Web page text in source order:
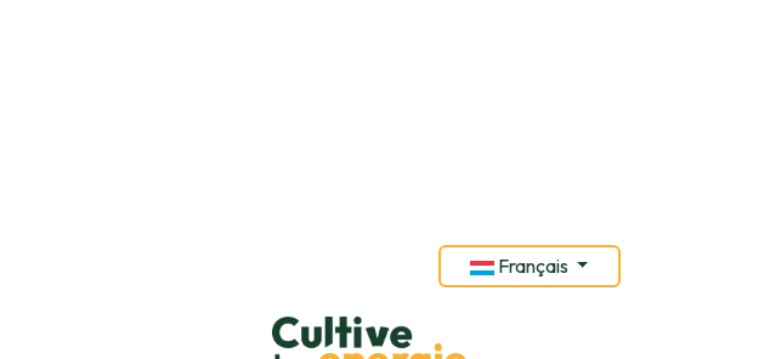
Français